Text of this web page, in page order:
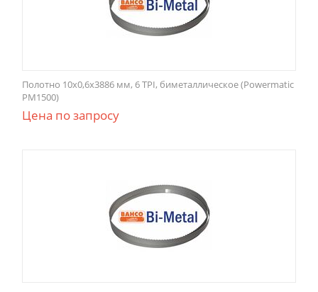
Полотно 10х0,6х3886 мм, 6 TPI, биметаллическое (Powermatic
PM1500)
Цена по запросу